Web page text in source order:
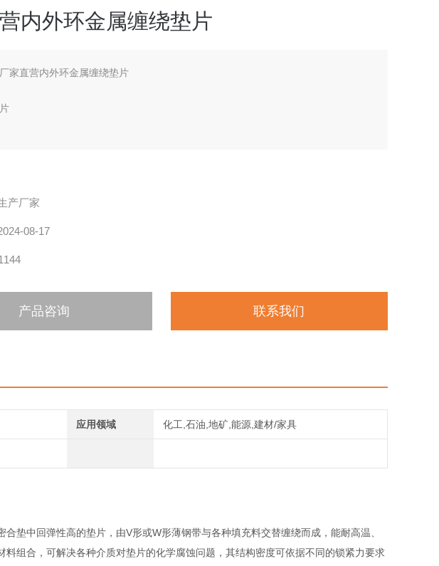
内外环金属缠绕垫片
厂家直营内外环金属缠绕垫片
产厂家
08-17
产品咨询 联系我们
应用领域 化工,石油,地矿,能源,建材/家具
垫中回弹性高的垫片，由V形或W形薄钢带与各种填充料交替缠绕而成，能耐高温、
组合，可解决各种介质对垫片的化学腐蚀问题，其结构密度可依据不同的锁紧力要求